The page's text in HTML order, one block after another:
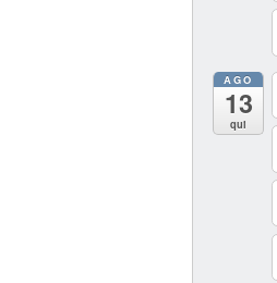
AGO
13
qui